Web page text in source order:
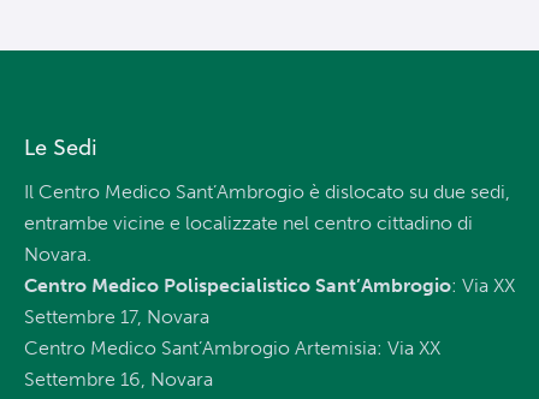
Le Sedi
Il Centro Medico Sant’Ambrogio è dislocato su due sedi,
entrambe vicine e localizzate nel centro cittadino di
Novara.
Centro Medico Polispecialistico Sant’Ambrogio: Via XX
Settembre 17, Novara
Centro Medico Sant’Ambrogio Artemisia: Via XX
Settembre 16, Novara